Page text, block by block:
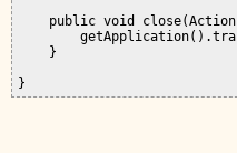
public void
    }
}